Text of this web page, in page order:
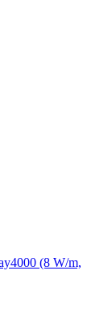
(8 W/m,